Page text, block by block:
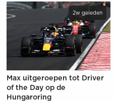
2w geleden
Max uitgeroepen tot Driver
of the Day op de
Hungaroring